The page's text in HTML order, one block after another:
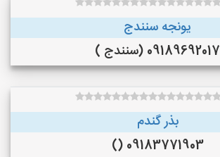
یونجه سنندج
09189692017 (سنندج )
بذر گندم
09183771903 ()